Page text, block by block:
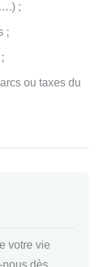
;
;
ou taxes du
votre vie